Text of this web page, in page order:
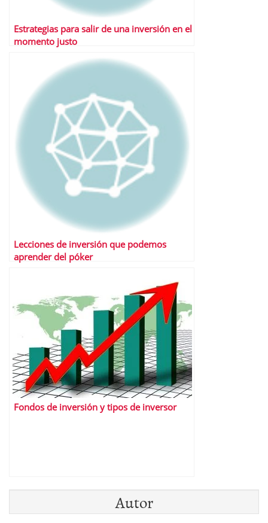
Estrategias para salir de una inversión en el
momento justo
Lecciones de inversión que podemos
aprender del póker
Fondos de inversión y tipos de inversor
Autor